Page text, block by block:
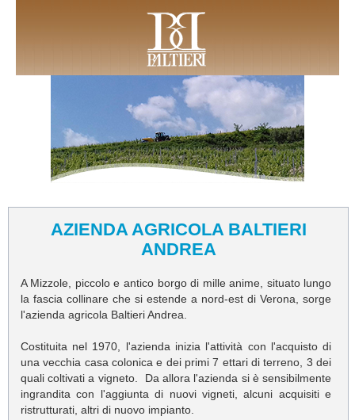
AZIENDA AGRICOLA BALTIERI
ANDREA
A Mizzole, piccolo e antico borgo di mille anime, situato lungo
la fascia collinare che si estende a nord-est di Verona, sorge
l'azienda agricola Baltieri Andrea.
Costituita nel 1970, l'azienda inizia l'attività con l'acquisto di
una vecchia casa colonica e dei primi 7 ettari di terreno, 3 dei
quali coltivati a vigneto. Da allora l'azienda si è sensibilmente
ingrandita con l'aggiunta di nuovi vigneti, alcuni acquisiti e
ristrutturati, altri di nuovo impianto.